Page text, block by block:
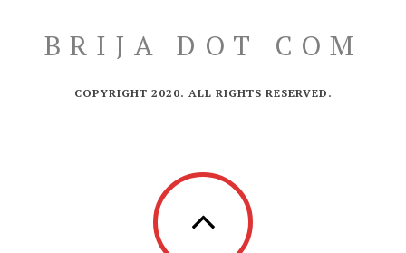
BRIJA DOT COM
COPYRIGHT 2020. ALL RIGHTS RESERVED.